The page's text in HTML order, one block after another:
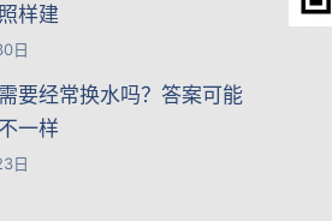
样建
日
要经常换水吗？答案可能
一样
日